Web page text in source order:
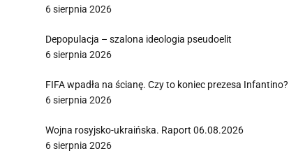
6 sierpnia 2026
Depopulacja – szalona ideologia pseudoelit
6 sierpnia 2026
FIFA wpadła na ścianę. Czy to koniec prezesa Infantino?
6 sierpnia 2026
Wojna rosyjsko-ukraińska. Raport 06.08.2026
6 sierpnia 2026